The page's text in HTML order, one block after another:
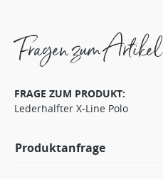
Fragen zum Artikel
FRAGE ZUM PRODUKT:
Lederhalfter X-Line Polo
Produktanfrage